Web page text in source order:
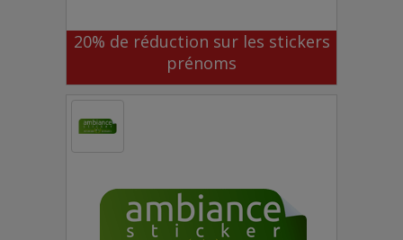
20% de réduction sur les stickers
prénoms